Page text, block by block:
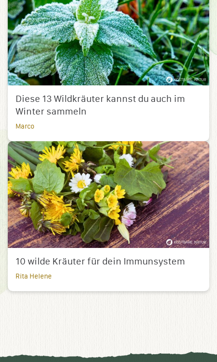
Diese 13 Wildkräuter kannst du auch im
Winter sammeln
Marco
10 wilde Kräuter für dein Immunsystem
Rita Helene